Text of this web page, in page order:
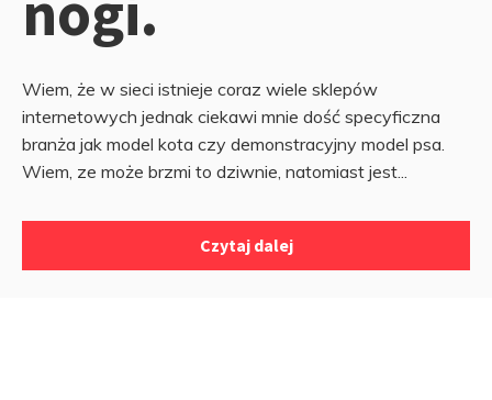
Wiem, że w sieci istnieje coraz wiele sklepów
internetowych jednak ciekawi mnie dość specyficzna
branża jak model kota czy demonstracyjny model psa.
Wiem, ze może brzmi to dziwnie, natomiast jest...
Czytaj dalej